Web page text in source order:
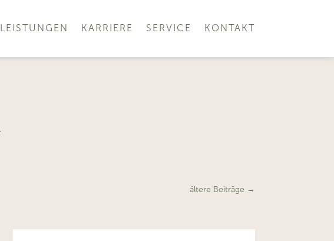
LEISTUNGEN KARRIERE SERVICE KONTAKT
ältere Beiträge →